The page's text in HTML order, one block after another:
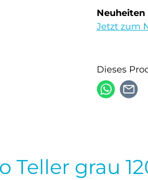
Neuheiten
Jetzt zum
Dieses
Teller grau